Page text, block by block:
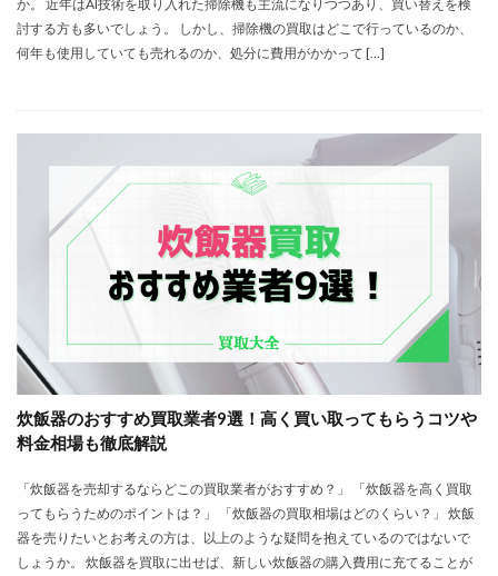
か。 近年はAI技術を取り入れた掃除機も主流になりつつあり、買い替えを検
討する方も多いでしょう。 しかし、掃除機の買取はどこで行っているのか、
何年も使用していても売れるのか、処分に費用がかかって […]
炊飯器のおすすめ買取業者9選！高く買い取ってもらうコツや
料金相場も徹底解説
「炊飯器を売却するならどこの買取業者がおすすめ？」 「炊飯器を高く買取
ってもらうためのポイントは？」 「炊飯器の買取相場はどのくらい？」 炊飯
器を売りたいとお考えの方は、以上のような疑問を抱えているのではないで
しょうか。 炊飯器を買取に出せば、新しい炊飯器の購入費用に充てることが